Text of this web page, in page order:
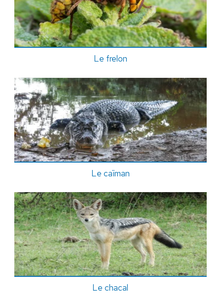
Le frelon
Le caïman
Le chacal